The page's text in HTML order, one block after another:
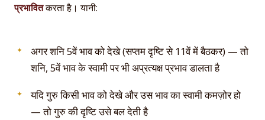
प्रभावितकरता है। यानी:
अगर शनि 5वें भाव को देखे (सप्तम दृष्टि से 11वें में बैठकर) — तो
शनि, 5वें भाव के स्वामी पर भी अप्रत्यक्ष प्रभाव डालता है
यदि गुरु किसी भाव को देखे और उस भाव का स्वामी कमज़ोर हो
— तो गुरु की दृष्टि उसे बल देती है